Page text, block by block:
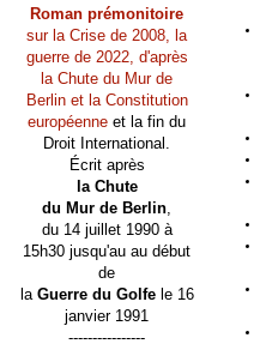
Roman prémonitoire
sur la Crise de 2008, la
guerre de 2022, d'après
la Chute du Mur de
Berlin et la Constitution
européenne et la fin du
Droit International.
Écrit après
la Chute
du Mur de Berlin,
du 14 juillet 1990 à
15h30 jusqu'au au début
de
la Guerre du Golfele 16
janvier 1991
----------------